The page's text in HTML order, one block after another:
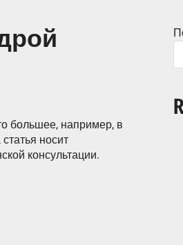
большее, например, в
носит
консультации.